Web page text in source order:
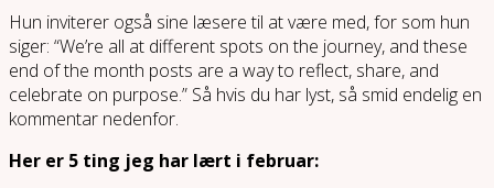
Hun inviterer også sine læsere til at være med, for som hun
siger: “We’re all at different spots on the journey, and these
end of the month posts are a way to reflect, share, and
celebrate on purpose.” Så hvis du har lyst, så smid endelig en
kommentar nedenfor.
Her er 5 ting jeg har lært i februar: